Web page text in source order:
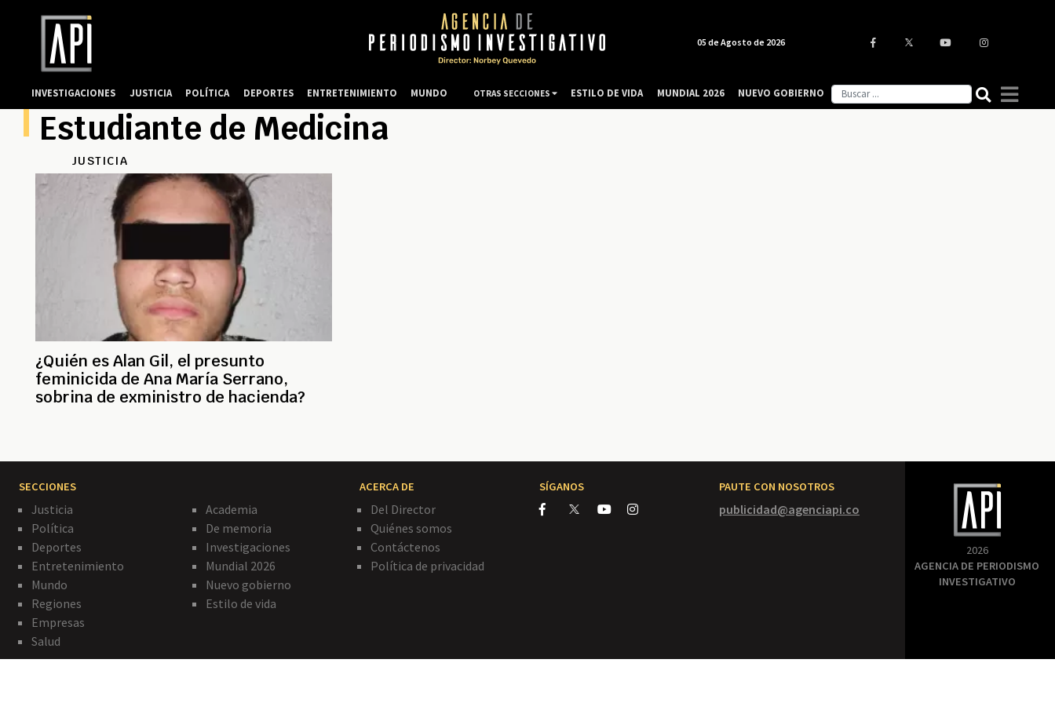
Estudiante de Medicina
JUSTICIA
¿Quién es Alan Gil, el presunto
feminicida de Ana María Serrano,
sobrina de exministro de hacienda?
SECCIONES
Justicia
Política
Deportes
Entretenimiento
Mundo
Regiones
Empresas
Salud
Academia
De memoria
Investigaciones
Mundial 2026
Nuevo gobierno
Estilo de vida
ACERCA DE
Del Director
Quiénes somos
Contáctenos
Política de privacidad
SÍGANOS PAUTE CON NOSOTROS
publicidad@agenciapi.co
2026
AGENCIA DE PERIODISMO
INVESTIGATIVO
05 de Agosto de 2026
INVESTIGACIONES JUSTICIA POLÍTICA DEPORTES ENTRETENIMIENTO MUNDO OTRAS SECCIONES ESTILO DE VIDA MUNDIAL 2026 NUEVO GOBIERNO